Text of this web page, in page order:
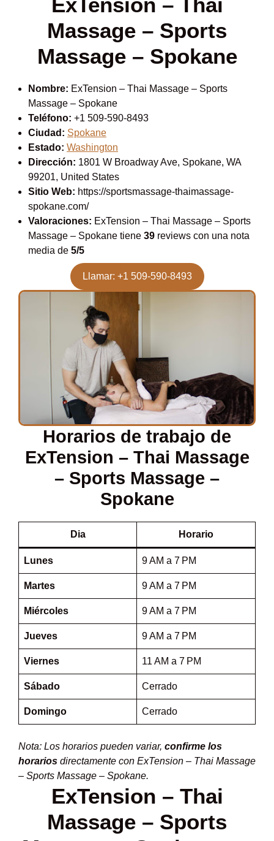
ExTension – Thai
Massage – Sports
Massage – Spokane
Nombre: ExTension – Thai Massage – Sports
Massage – Spokane
Teléfono: +1 509-590-8493
Ciudad: Spokane
Estado: Washington
Dirección: 1801 W Broadway Ave, Spokane, WA
99201, United States
Sitio Web: https://sportsmassage-thaimassage-
spokane.com/
Valoraciones: ExTension – Thai Massage – Sports
Massage – Spokane tiene 39 reviews con una nota
media de 5/5
Llamar: +1 509-590-8493
Horarios de trabajo de
ExTension – Thai Massage
– Sports Massage –
Spokane
Dia Horario
Lunes 9 AM a 7 PM
Martes 9 AM a 7 PM
Miércoles 9 AM a 7 PM
Jueves 9 AM a 7 PM
Viernes 11 AM a 7 PM
Sábado Cerrado
Domingo Cerrado
Nota: Los horarios pueden variar, confirme los
horarios directamente con ExTension – Thai Massage
– Sports Massage – Spokane.
ExTension – Thai
Massage – Sports